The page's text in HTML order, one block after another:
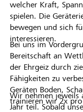
Anmelden
Registrieren
welcher Kraft,
spielen. Die
bewegen und sich
interessieren.
Bei uns im
Bereitschaft an
der Ehrgeiz durch
Fähigkeiten zu
Geräten Boden,
trainieren wir 2x
Wir nehmen jeweils
Jahr teil. Sobald